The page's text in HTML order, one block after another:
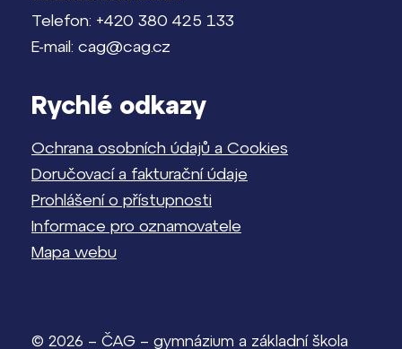
Telefon: +420 380 425 133
E-mail: cag@cag.cz
Rychlé odkazy
Ochrana osobních údajů a Cookies
Doručovací a fakturační údaje
Prohlášení o přístupnosti
Informace pro oznamovatele
Mapa webu
© 2026 – ČAG – gymnázium a základní škola